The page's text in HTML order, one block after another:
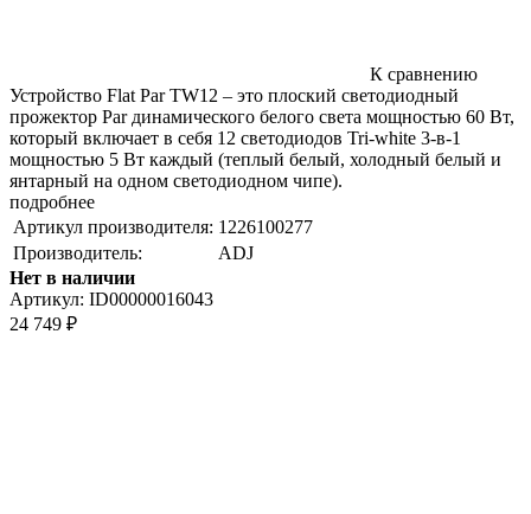
К сравнению
Устройство Flat Par TW12 – это плоский светодиодный
прожектор Par динамического белого света мощностью 60 Вт,
который включает в себя 12 светодиодов Tri-white 3-в-1
мощностью 5 Вт каждый (теплый белый, холодный белый и
янтарный на одном светодиодном чипе).
подробнее
Артикул производителя: 1226100277
Производитель:
ADJ
Нет в наличии
Артикул: ID00000016043
24 749 ₽